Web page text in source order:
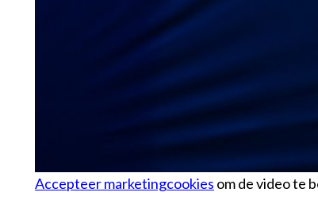
Accepteer marketingcookies om de video te